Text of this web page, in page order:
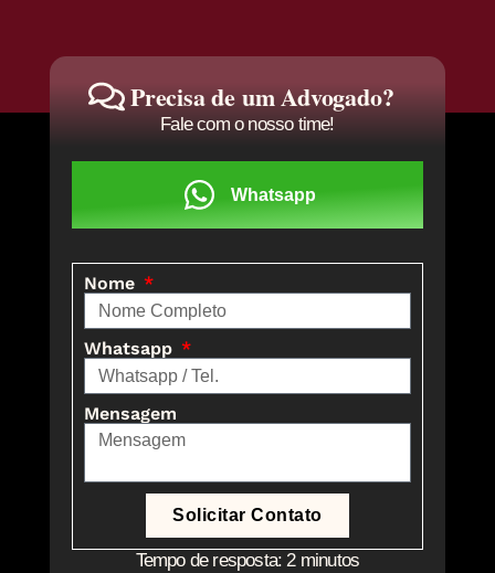
Precisa de um Advogado?
Fale com o nosso time!
Whatsapp
Nome
Whatsapp
Mensagem
Solicitar Contato
Tempo de resposta: 2 minutos